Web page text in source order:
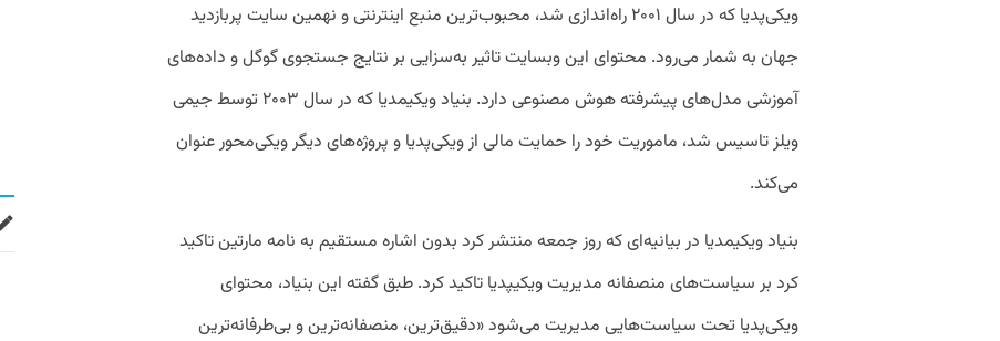
ویکی‌پدیا که در سال ۲۰۰۱ راه‌اندازی شد، محبوب‌ترین منبع اینترنتی و نهمین سایت پربازدید
جهان به شمار می‌رود. محتوای این وبسایت تاثیر به‌سزایی بر نتایج جستجوی گوگل و داده‌های
آموزشی مدل‌های پیشرفته هوش مصنوعی دارد. بنیاد ویکیمدیا که در سال ۲۰۰۳ توسط جیمی
ویلز تاسیس شد، ماموریت خود را حمایت مالی از ویکی‌پدیا و پروژه‌های دیگر ویکی‌محور عنوان
می‌کند.
بنیاد ویکیمدیا در بیانیه‌ای که روز جمعه منتشر کرد بدون اشاره مستقیم به نامه مارتین تاکید
کرد بر سیاست‌های منصفانه مدیریت ویکیپدیا تاکید کرد. طبق گفته این بنیاد، محتوای
ویکی‌پدیا تحت سیاست‌هایی مدیریت می‌شود «دقیق‌ترین، منصفانه‌ترین و بی‌طرفانه‌ترین